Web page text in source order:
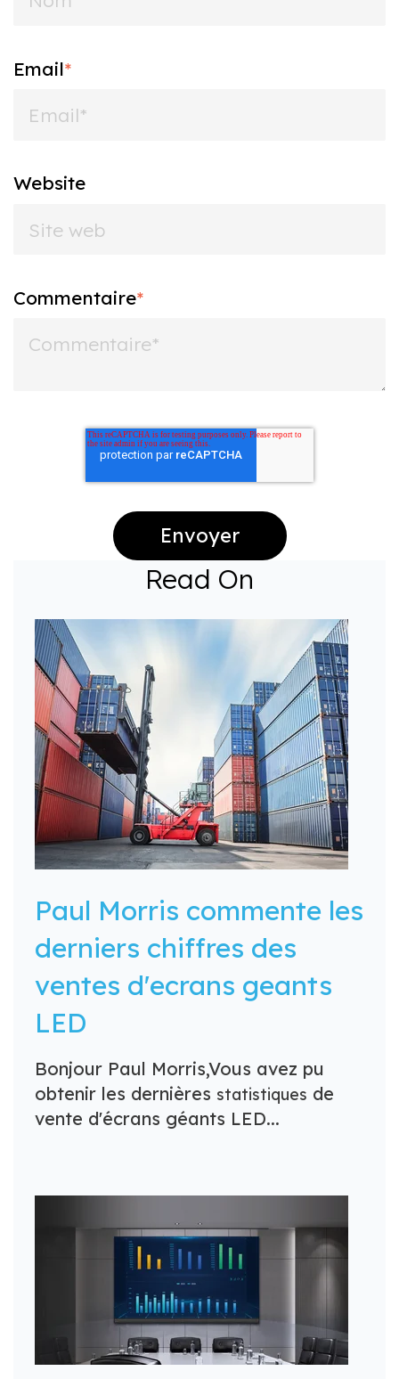
Email*
Website
Commentaire*
Read On
Paul Morris commente les
derniers chiffres des
ventes d'ecrans geants
LED
Bonjour Paul Morris,Vous avez pu
obtenir les dernières statistiques de
vente d'écrans géants LED...